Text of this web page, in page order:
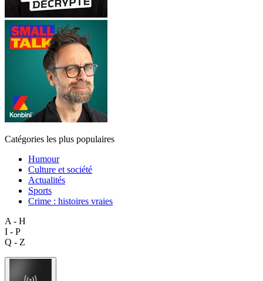
Catégories les plus populaires
Humour
Culture et société
Actualités
Sports
Crime : histoires vraies
A - H
I - P
Q - Z